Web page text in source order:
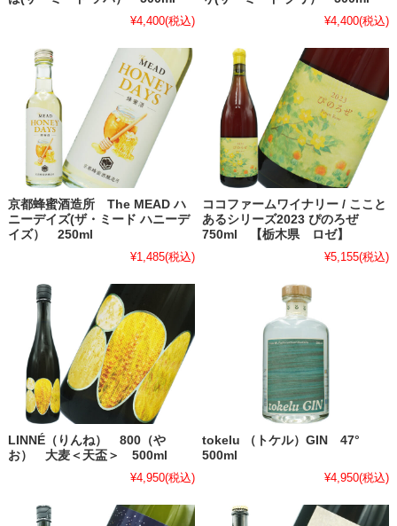
¥4,400(税込)
¥4,400(税込)
京都蜂蜜酒造所 The MEAD ハ
ニーデイズ(ザ・ミード ハニーデ
イズ） 250ml
¥1,485(税込)
ココファームワイナリー / ここと
あるシリーズ2023 ぴのろぜ
750ml 【栃木県 ロゼ】
¥5,155(税込)
LINNÉ（りんね） 800（や
お） 大麦＜天盃＞ 500ml
¥4,950(税込)
tokelu （トケル）GIN 47°
500ml
¥4,950(税込)